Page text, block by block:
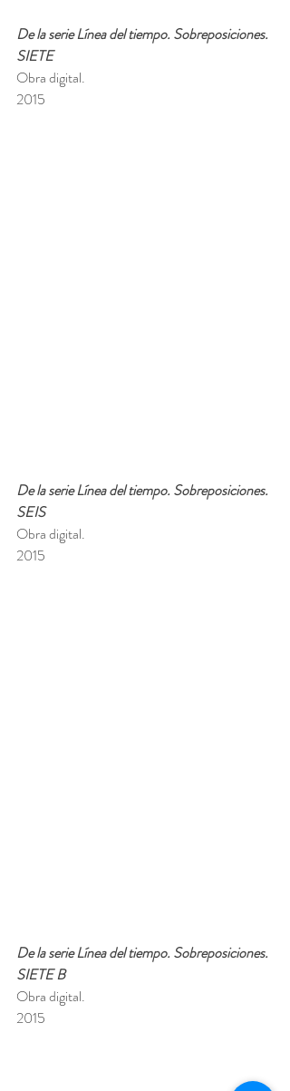
De la serie Línea del tiempo. Sobreposiciones.
SIETE
Obra digital.
2015
De la serie Línea del tiempo. Sobreposiciones.
SEIS
Obra digital.
2015
De la serie Línea del tiempo. Sobreposiciones.
SIETE B
Obra digital.
2015